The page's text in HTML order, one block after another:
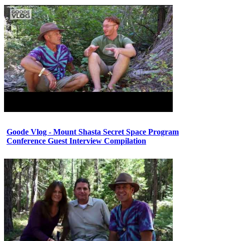
Goode Vlog - Mount Shasta Secret Space Program
Conference Guest Interview Compilation